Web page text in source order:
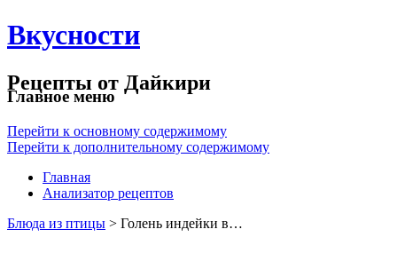
Вкусности
Рецепты от Дайкири
Главное меню
Перейти к основному содержимому
Перейти к дополнительному содержимому
Главная
Анализатор рецептов
Блюда из птицы > Голень индейки в…